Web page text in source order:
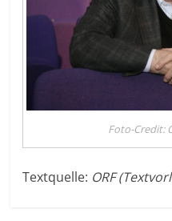
Foto-Credit:
Textquelle: ORF